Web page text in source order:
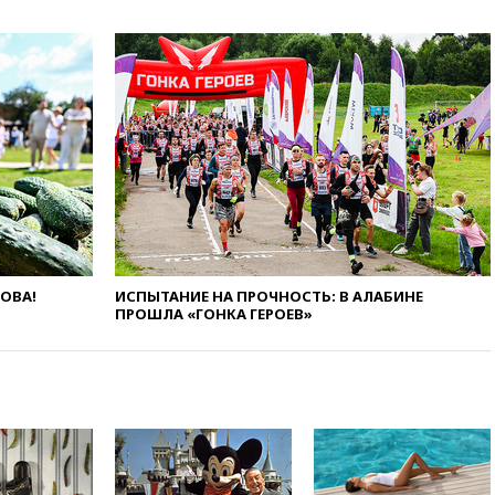
не пострадает от британских
санкций
13:58 Медведев назвал
Японию вассалом США
13:45В Петербурге достроили
новый тоннель зеленой ветки
метро
13:38В эфире «Радиостанции
Судного дня» прозвучали три
сообщения
13:29Восемь человек
пострадали при наезде
13:13
СК возбудил дело по
факту гибели женщины и
ребенка в Раменском
ИСПЫТАНИЕ НА ПРОЧНОСТЬ: В АЛАБИНЕ
ПРОШЛА «ГОНКА ГЕРОЕВ»